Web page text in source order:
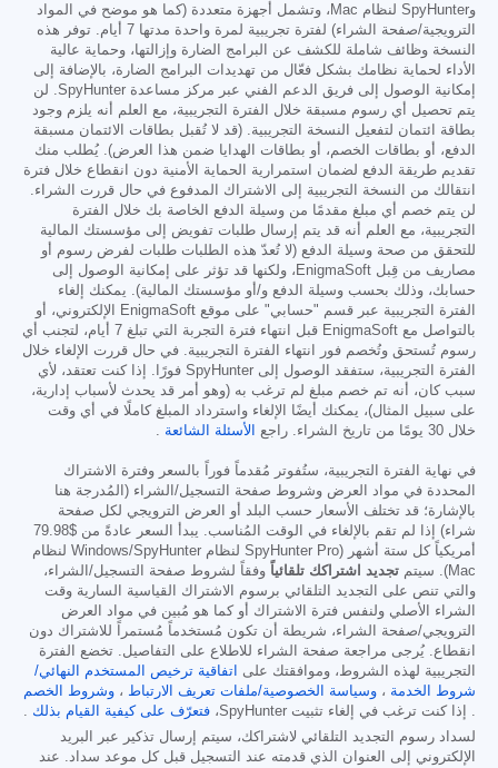
وSpyHunter لنظام Mac، وتشمل أجهزة متعددة (كما هو موضح في المواد
الترويجية/صفحة الشراء) لفترة تجريبية لمرة واحدة مدتها 7 أيام. توفر هذه
النسخة وظائف شاملة للكشف عن البرامج الضارة وإزالتها، وحماية عالية
الأداء لحماية نظامك بشكل فعّال من تهديدات البرامج الضارة، بالإضافة إلى
إمكانية الوصول إلى فريق الدعم الفني عبر مركز مساعدة SpyHunter. لن
يتم تحصيل أي رسوم مسبقة خلال الفترة التجريبية، مع العلم أنه يلزم وجود
بطاقة ائتمان لتفعيل النسخة التجريبية. (قد لا تُقبل بطاقات الائتمان مسبقة
الدفع، أو بطاقات الخصم، أو بطاقات الهدايا ضمن هذا العرض). يُطلب منك
تقديم طريقة الدفع لضمان استمرارية الحماية الأمنية دون انقطاع خلال فترة
انتقالك من النسخة التجريبية إلى الاشتراك المدفوع في حال قررت الشراء.
لن يتم خصم أي مبلغ مقدمًا من وسيلة الدفع الخاصة بك خلال الفترة
التجريبية، مع العلم أنه قد يتم إرسال طلبات تفويض إلى مؤسستك المالية
للتحقق من صحة وسيلة الدفع (لا تُعدّ هذه الطلبات طلبات لفرض رسوم أو
مصاريف من قِبل EnigmaSoft، ولكنها قد تؤثر على إمكانية الوصول إلى
حسابك، وذلك بحسب وسيلة الدفع و/أو مؤسستك المالية). يمكنك إلغاء
الفترة التجريبية عبر قسم "حسابي" على موقع EnigmaSoft الإلكتروني، أو
بالتواصل مع EnigmaSoft قبل انتهاء فترة التجربة التي تبلغ 7 أيام، لتجنب أي
رسوم تُستحق وتُخصم فور انتهاء الفترة التجريبية. في حال قررت الإلغاء خلال
الفترة التجريبية، ستفقد الوصول إلى SpyHunter فورًا. إذا كنت تعتقد، لأي
سبب كان، أنه تم خصم مبلغ لم ترغب به (وهو أمر قد يحدث لأسباب إدارية،
على سبيل المثال)، يمكنك أيضًا الإلغاء واسترداد المبلغ كاملًا في أي وقت
خلال 30 يومًا من تاريخ الشراء. راجع
الأسئلة الشائعة .
في نهاية الفترة التجريبية، ستُفوتر مُقدماً فوراً بالسعر وفترة الاشتراك
المحددة في مواد العرض وشروط صفحة التسجيل/الشراء (المُدرجة هنا
بالإشارة؛ قد تختلف الأسعار حسب البلد أو العرض الترويجي لكل صفحة
شراء) إذا لم تقم بالإلغاء في الوقت المُناسب. يبدأ السعر عادةً من $79.98
أمريكياً كل ستة أشهر (SpyHunter Pro لنظام Windows/SpyHunter لنظام
Mac). سيتم
تجديد اشتراكك تلقائياً وفقاً لشروط صفحة التسجيل/الشراء،
والتي تنص على التجديد التلقائي برسوم الاشتراك القياسية السارية وقت
الشراء الأصلي ولنفس فترة الاشتراك أو كما هو مُبين في مواد العرض
الترويجي/صفحة الشراء، شريطة أن تكون مُستخدماً مُستمراً للاشتراك دون
انقطاع. يُرجى مراجعة صفحة الشراء للاطلاع على التفاصيل. تخضع الفترة
التجريبية لهذه الشروط، وموافقتك على
اتفاقية ترخيص المستخدم النهائي/
شروط الخدمة ، وسياسة الخصوصية/ملفات تعريف الارتباط ، وشروط الخصم
. إذا كنت ترغب في إلغاء تثبيت SpyHunter،
فتعرّف على كيفية القيام بذلك .
لسداد رسوم التجديد التلقائي لاشتراكك، سيتم إرسال تذكير عبر البريد
الإلكتروني إلى العنوان الذي قدمته عند التسجيل قبل كل موعد سداد. عند